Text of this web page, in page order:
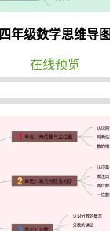
四年级数学思维导
在线预览